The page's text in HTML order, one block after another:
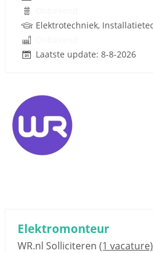
Laatste update: 8-8-2026
Elektromonteur
WR.nl Solliciteren (1 vacature)